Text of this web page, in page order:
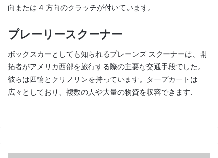
向または 4 方向のクラッチが付いています。
プレーリースクーナー
ボックスカーとしても知られるプレーンズ スクーナーは、開
拓者がアメリカ西部を旅行する際の主要な交通手段でした。
彼らは四輪とクリノリンを持っています。
タープカートは
広々としており、複数の人や大量の物資を収容できます.